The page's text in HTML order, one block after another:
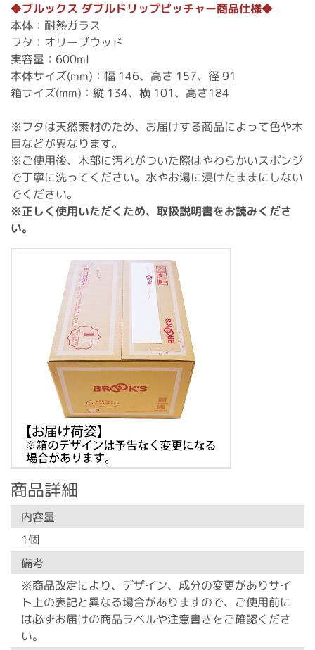
◆ブルックス ダブルドリップピッチャー商品仕様◆
本体：耐熱ガラス
フタ：オリーブウッド
実容量：600ml
本体サイズ(mm)：幅 146、高さ 157、径 91
箱サイズ(mm)：縦 134、横 101、高さ184
※フタは天然素材のため、お届けする商品によって色や木
目などが異なります。
※ご使用後、木部に汚れがついた際はやわらかいスポンジ
で丁寧に洗ってください。水やお湯に浸けたままにしない
でください。
※正しく使用いただくため、取扱説明書をお読みくださ
い。
商品詳細
内容量
1個
備考
※商品改定により、デザイン、成分の変更がありサイ
ト上の表記と異なる場合がありますので、ご使用前に
は必ずお届けの商品ラベルや注意書きをご確認くださ
い。